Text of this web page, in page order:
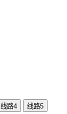
线路4
线路5